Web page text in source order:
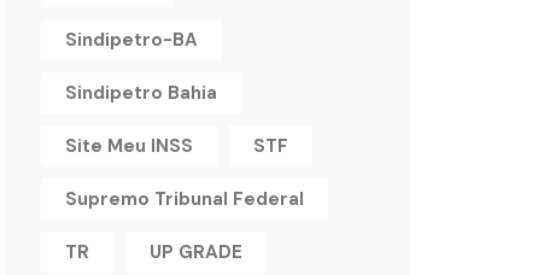
Sindipetro-BA
Sindipetro Bahia
Site Meu INSS STF
Supremo Tribunal Federal
TR UP GRADE